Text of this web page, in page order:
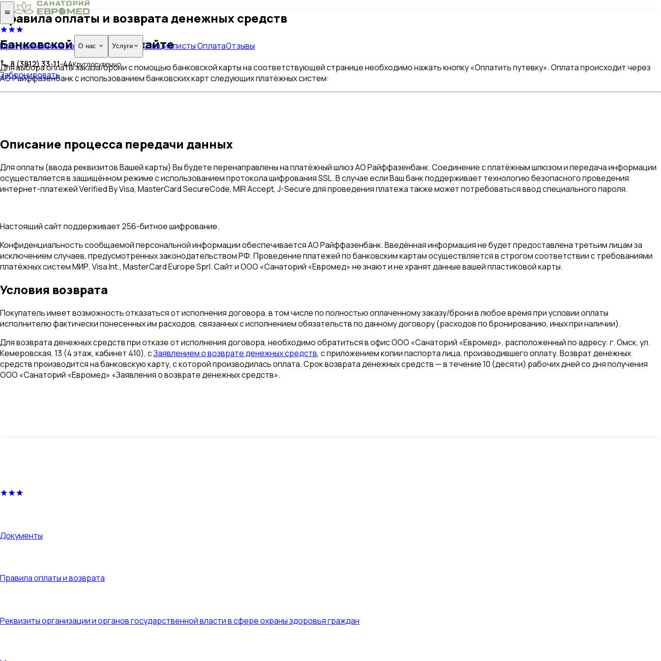
ПрограммыНомера О нас Услуги СпециалистыОплатаОтзывы
8 (3812) 33-11-44Круглосуточно
Забронировать
Правила оплаты и возврата денежных средств
Банковской картой на сайте
Для выбора оплаты заказа/брони с помощью банковской карты на соответствующей странице необходимо нажать кнопку «Оплатить путевку». Оплата происходит через
АО Райффазенбанк с использованием банковских карт следующих платёжных систем:
Описание процесса передачи данных
Для оплаты (ввода реквизитов Вашей карты) Вы будете перенаправлены на платёжный шлюз АО Райффазенбанк. Соединение с платёжным шлюзом и передача информации
осуществляется в защищённом режиме с использованием протокола шифрования SSL. В случае если Ваш банк поддерживает технологию безопасного проведения
интернет-платежей Verified By Visa, MasterCard SecureCode, MIR Accept, J-Secure для проведения платежа также может потребоваться ввод специального пароля.
Настоящий сайт поддерживает 256-битное шифрование.
Конфиденциальность сообщаемой персональной информации обеспечивается АО Райффазенбанк. Введённая информация не будет предоставлена третьим лицам за
исключением случаев, предусмотренных законодательством РФ. Проведение платежей по банковским картам осуществляется в строгом соответствии с требованиями
платёжных систем МИР, Visa Int., MasterCard Europe Sprl. Сайт и ООО «Санаторий «Евромед» не знают и не хранят данные вашей пластиковой карты.
Условия возврата
Покупатель имеет возможность отказаться от исполнения договора, в том числе по полностью оплаченному заказу/брони в любое время при условии оплаты
исполнителю фактически понесенных им расходов, связанных с исполнением обязательств по данному договору (расходов по бронированию, иных при наличии).
Для возврата денежных средств при отказе от исполнения договора, необходимо обратиться в офис ООО «Санаторий «Евромед», расположенный по адресу: г. Омск, ул.
Кемеровская, 13 (4 этаж, кабинет 410), сЗаявлением о возврате денежных средств, с приложением копии паспорта лица, производившего оплату. Возврат денежных
средств производится на банковскую карту, с которой производилась оплата. Срок возврата денежных средств — в течение 10 (десяти) рабочих дней со дня получения
ООО «Санаторий «Евромед» «Заявления о возврате денежных средств».
Документы
Правила оплаты и возврата
Реквизиты организации и органов государственной власти в сфере охраны здоровья граждан